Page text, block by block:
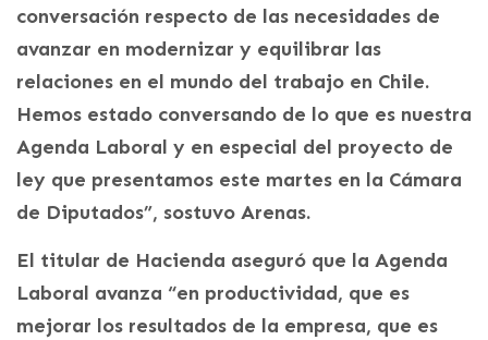
conversación respecto de las necesidades de
avanzar en modernizar y equilibrar las
relaciones en el mundo del trabajo en Chile.
Hemos estado conversando de lo que es nuestra
Agenda Laboral y en especial del proyecto de
ley que presentamos este martes en la Cámara
de Diputados”, sostuvo Arenas.
El titular de Hacienda aseguró que la Agenda
Laboral avanza “en productividad, que es
mejorar los resultados de la empresa, que es